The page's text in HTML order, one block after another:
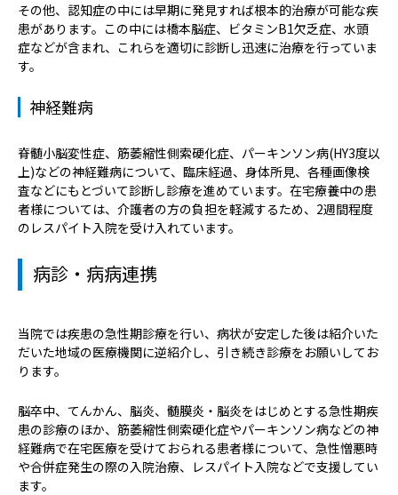
その他、認知症の中には早期に発見すれば根本的治療が可能な疾
患があります。この中には橋本脳症、ビタミンB1欠乏症、水頭
症などが含まれ、これらを適切に診断し迅速に治療を行っていま
す。
神経難病
脊髄小脳変性症、筋萎縮性側索硬化症、パーキンソン病(HY3度以
上)などの神経難病について、臨床経過、身体所見、各種画像検
査などにもとづいて診断し診療を進めています。在宅療養中の患
者様については、介護者の方の負担を軽減するため、2週間程度
のレスパイト入院を受け入れています。
病診・病病連携
当院では疾患の急性期診療を行い、病状が安定した後は紹介いた
だいた地域の医療機関に逆紹介し、引き続き診療をお願いしてお
ります。
脳卒中、てんかん、脳炎、髄膜炎・脳炎をはじめとする急性期疾
患の診療のほか、筋萎縮性側索硬化症やパーキンソン病などの神
経難病で在宅医療を受けておられる患者様について、急性憎悪時
や合併症発生の際の入院治療、レスパイト入院などで支援してい
ます。